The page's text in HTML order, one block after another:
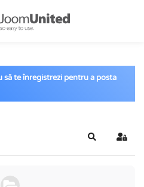
să te înregistrezi pentru a posta
Căutare